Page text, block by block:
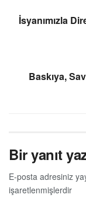
İsyanımızla
Baskıya,
Bir yanıt
E-posta adresiniz
işaretlenmişlerdir